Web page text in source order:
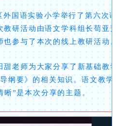
国语实验小学举行了第六次语
研活动由语文学科组长苟亚芳
参与了本次的线上教研活动。
老师为大家分享了新基础教学
纲要》的相关知识。语文教学
晰”是本次分享的主题。